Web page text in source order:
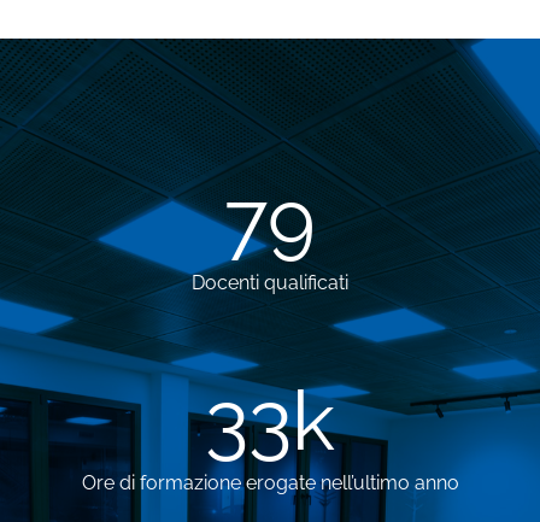
79
Docenti qualificati
33k
Ore di formazione erogate nell’ultimo anno